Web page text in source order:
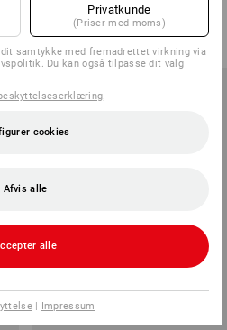
farver
398,75 kr.
(med moms) fra 10 Stk.
Privatkunde
(Priser med moms)
samtykke med fremadrettet virkning via
Du kan også tilpasse dit valg
.
cookies
Afvis alle
alle
| Impressum